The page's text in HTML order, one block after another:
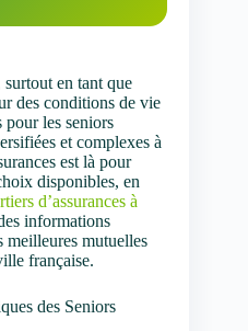
en tant que
des conditions de vie
pour les seniors
et complexes à
est là pour
disponibles, en
d’assurances à
informations
meilleures mutuelles
française.
des Seniors